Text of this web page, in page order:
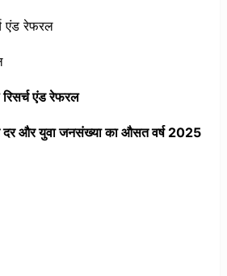
एंड रेफरल
रिसर्च एंड रेफरल
दर और युवा जनसंख्या का औसत वर्ष 2025